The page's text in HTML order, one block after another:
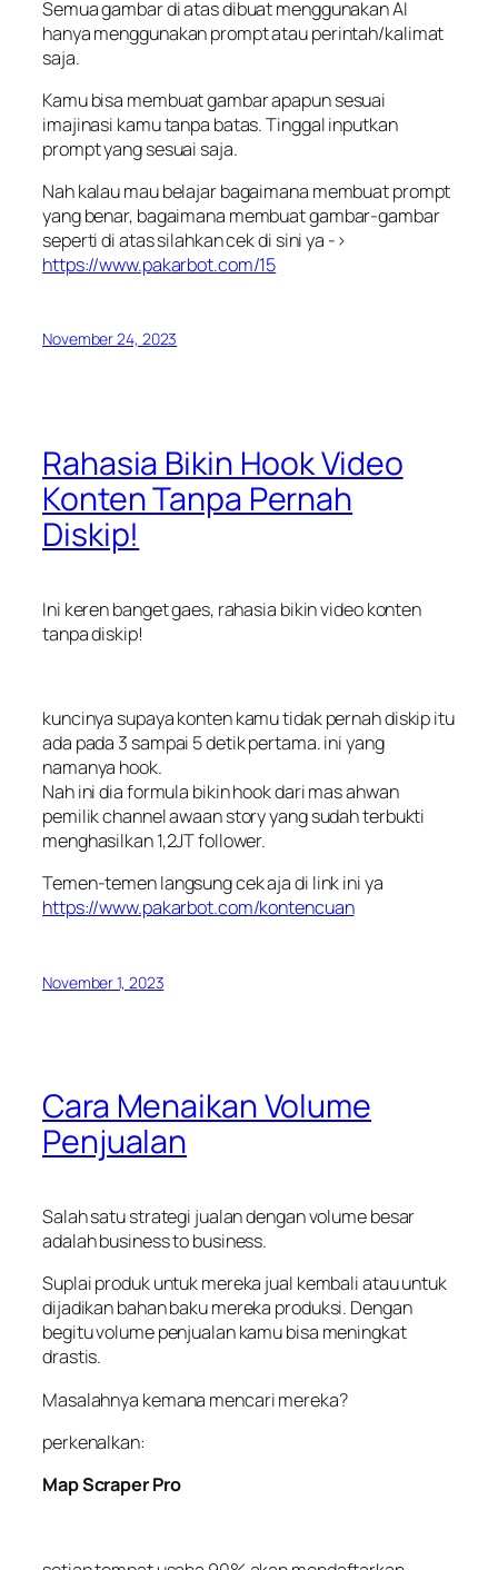
Semua gambar di atas dibuat menggunakan AI
hanya menggunakan prompt atau perintah/kalimat
saja.
Kamu bisa membuat gambar apapun sesuai
imajinasi kamu tanpa batas. Tinggal inputkan
prompt yang sesuai saja.
Nah kalau mau belajar bagaimana membuat prompt
yang benar, bagaimana membuat gambar-gambar
seperti di atas silahkan cek di sini ya ->
https://www.pakarbot.com/15
November 24, 2023
Rahasia Bikin Hook Video
Konten Tanpa Pernah
Diskip!
Ini keren banget gaes, rahasia bikin video konten
tanpa diskip!
kuncinya supaya konten kamu tidak pernah diskip itu
ada pada 3 sampai 5 detik pertama. ini yang
namanya hook.
Nah ini dia formula bikin hook dari mas ahwan
pemilik channel awaan story yang sudah terbukti
menghasilkan 1,2JT follower.
Temen-temen langsung cek aja di link ini ya
https://www.pakarbot.com/kontencuan
November 1, 2023
Cara Menaikan Volume
Penjualan
Salah satu strategi jualan dengan volume besar
adalah business to business.
Suplai produk untuk mereka juaI kembali atau untuk
dijadikan bahan baku mereka produksi. Dengan
begitu volume penjualan kamu bisa meningkat
drastis.
Masalahnya kemana mencari mereka?
perkenalkan:
Map Scraper Pro